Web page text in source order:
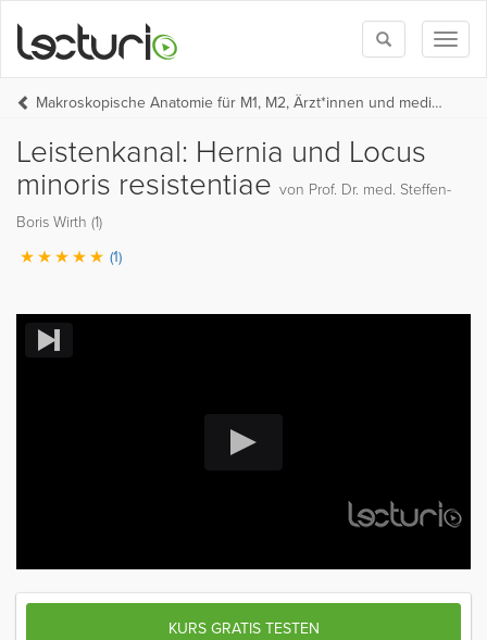
Toggle
search
Makroskopische Anatomie für M1, M2, Ärzt*innen und medizinische Auszubildende
Leistenkanal: Hernia und Locus
minoris resistentiae von Prof. Dr. med. Steffen-
Boris Wirth (1)
(1)
KURS GRATIS TESTEN